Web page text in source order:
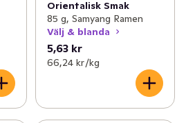
Orientalisk Smak
85 g, Samyang Ramen
Välj & blanda
5,63 kr
66,24 kr /kg